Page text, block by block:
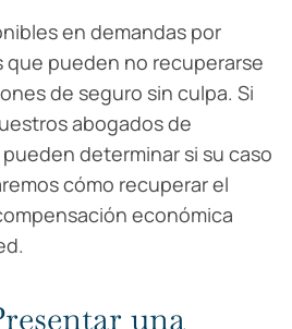
en demandas por
que pueden no recuperarse
de seguro sin culpa. Si
abogados de
determinar si su caso
cómo recuperar el
económica
una